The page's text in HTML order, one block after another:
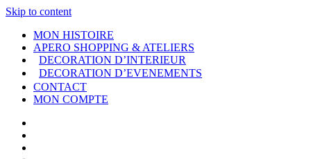
Skip to content
MON HISTOIRE
APERO SHOPPING & ATELIERS
DECORATION D’INTERIEUR
DECORATION D’EVENEMENTS
CONTACT
MON COMPTE